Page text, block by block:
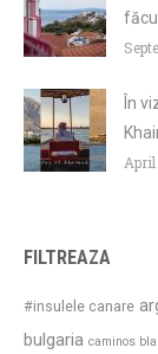
În
April
FILTREAZA
#insulele canare
bulgaria caminos